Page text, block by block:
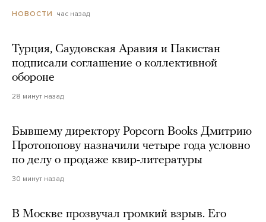
НОВОСТИ час назад
Турция, Саудовская Аравия и Пакистан
подписали соглашение о коллективной
обороне
28 минут назад
Бывшему директору Popcorn Books Дмитрию
Протопопову назначили четыре года условно
по делу о продаже квир-литературы
30 минут назад
В Москве прозвучал громкий взрыв. Его